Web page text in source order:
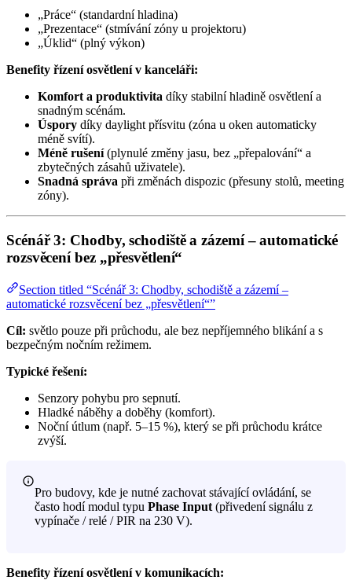
„Práce“ (standardní hladina)
„Prezentace“ (stmívání zóny u projektoru)
„Úklid“ (plný výkon)
Benefity řízení osvětlení v kanceláři:
Komfort a produktivita díky stabilní hladině osvětlení a
snadným scénám.
Úspory díky daylight přísvitu (zóna u oken automaticky
méně svítí).
Méně rušení(plynulé změny jasu, bez „přepalování“ a
zbytečných zásahů uživatele).
Snadná správa při změnách dispozic (přesuny stolů, meeting
zóny).
Scénář 3: Chodby, schodiště a zázemí – automatické
rozsvěcení bez „přesvětlení“
Section titled “Scénář 3: Chodby, schodiště a zázemí –
automatické rozsvěcení bez „přesvětlení“”
Cíl: světlo pouze při průchodu, ale bez nepříjemného blikání a s
bezpečným nočním režimem.
Typické řešení:
Senzory pohybu pro sepnutí.
Hladké náběhy a doběhy (komfort).
Noční útlum (např. 5–15 %), který se při průchodu krátce
zvýší.
Pro budovy, kde je nutné zachovat stávající ovládání, se
často hodí modul typu Phase Input (přivedení signálu z
vypínače / relé / PIR na 230 V).
Benefity řízení osvětlení v komunikacích: